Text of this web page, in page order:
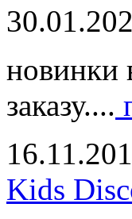
новинки
заказу....
Kids